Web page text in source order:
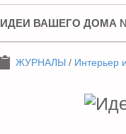
ИДЕИ ВАШЕГО ДОМА
ЖУРНАЛЫ / Интерьер